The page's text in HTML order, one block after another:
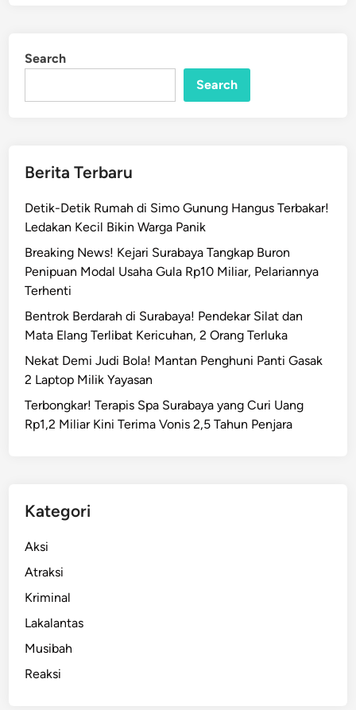
e
i
m
a
n
g
t
d
a
n
D
o
a
U
n
t
o
S
e
Search
Search
Berita Terbaru
Detik-Detik Rumah di Simo Gunung Hangus Terbakar!
Ledakan Kecil Bikin Warga Panik
Breaking News! Kejari Surabaya Tangkap Buron
Penipuan Modal Usaha Gula Rp10 Miliar, Pelariannya
Terhenti
Bentrok Berdarah di Surabaya! Pendekar Silat dan
Mata Elang Terlibat Kericuhan, 2 Orang Terluka
Nekat Demi Judi Bola! Mantan Penghuni Panti Gasak
2 Laptop Milik Yayasan
Terbongkar! Terapis Spa Surabaya yang Curi Uang
Rp1,2 Miliar Kini Terima Vonis 2,5 Tahun Penjara
Kategori
Aksi
Atraksi
Kriminal
Lakalantas
Musibah
Reaksi